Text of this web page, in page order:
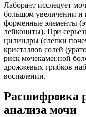
Лаборант исследует
большом увеличении и
форменные элементы
лейкоциты). При
цилиндры (слепки
кристаллов солей
риск мочекаменной
дрожжевых грибков
воспалении.
Расшифровка
анализа мочи